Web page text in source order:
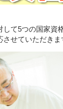
て5つの国家資
せていただきま